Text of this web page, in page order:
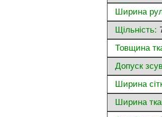
Ширина
Щільність:
Товщина
Допуск
Ширина
Ширина